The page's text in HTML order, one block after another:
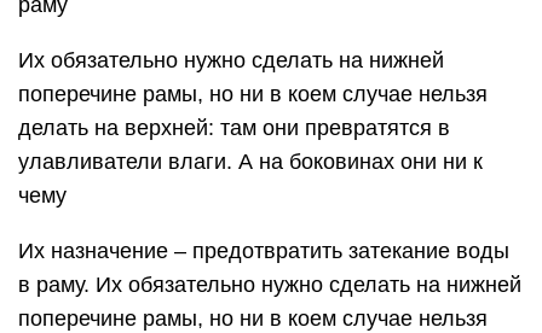
раму
Их обязательно нужно сделать на нижней
поперечине рамы, но ни в коем случае нельзя
делать на верхней: там они превратятся в
улавливатели влаги. А на боковинах они ни к
чему
Их назначение – предотвратить затекание воды
в раму. Их обязательно нужно сделать на нижней
поперечине рамы, но ни в коем случае нельзя